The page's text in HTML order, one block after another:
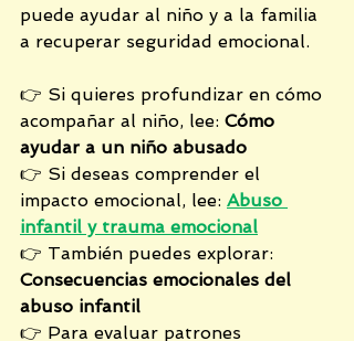
puede ayudar al niño y a la familia
a recuperar seguridad emocional.
👉 Si quieres profundizar en cómo
acompañar al niño, lee: Cómo
ayudar a un niño abusado
👉 Si deseas comprender el
impacto emocional, lee: Abuso
infantil y trauma emocional
👉 También puedes explorar:
Consecuencias emocionales del
abuso infantil
👉 Para evaluar patrones